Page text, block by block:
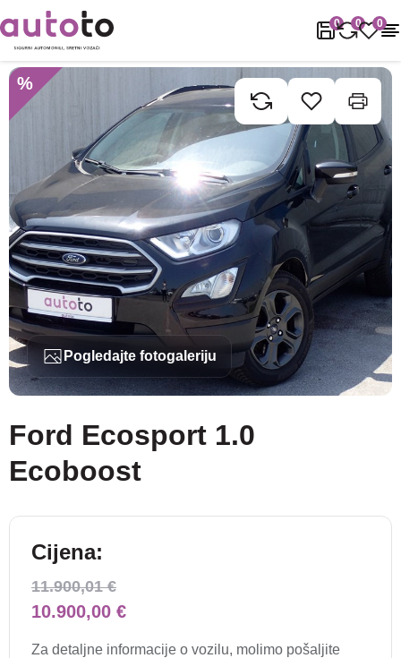
0 0 0
Naslovnica Rabljena vozila Ford Ecosport 1.0
%
Pogledajte fotogaleriju
Ford Ecosport 1.0
Ecoboost
Cijena:
11.900,01 €
10.900,00 €
Za detaljne informacije o vozilu, molimo pošaljite